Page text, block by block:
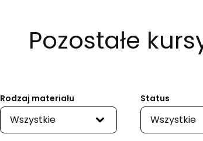
Pozostałe
Rodzaj materiału
Wszystkie
Status
Wszystkie